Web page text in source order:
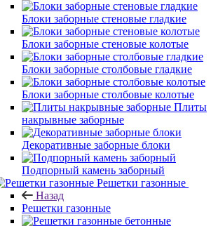
Блоки заборные стеновые гладкие
Блоки заборные стеновые колотые
Блоки заборные столбовые гладкие
Блоки заборные столбовые колотые
Плиты
накрывные заборные
Декоративные заборные блоки
Подпорный камень заборный
Решетки газонные
Назад
Решетки газонные